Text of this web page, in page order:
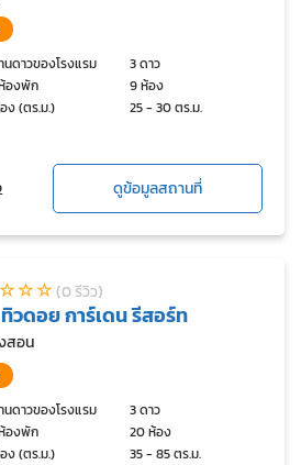
นดาวของโรงแรม
3 ดาว
องพัก
9 ห้อง
ง (ตร.ม.)
25 - 30 ตร.ม.
ดูข้อมูลสถานที่
(0 รีวิว)
วดอย การ์เดน รีสอร์ท
สอน
นดาวของโรงแรม
3 ดาว
องพัก
20 ห้อง
ง (ตร.ม.)
35 - 85 ตร.ม.